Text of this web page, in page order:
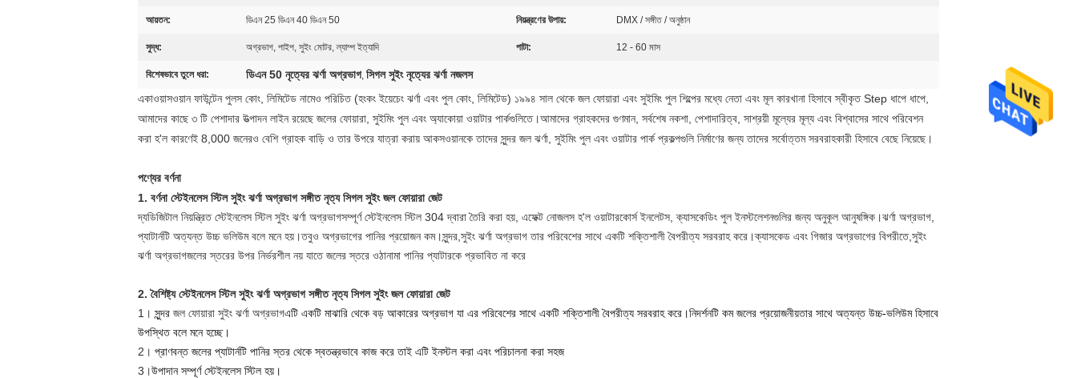
আয়তন: ডিএন 25 ডিএন 40 ডিএন 50 নিয়ন্ত্রণের উপায়: DMX / সঙ্গীত / অনুষ্ঠান
সুদ্ধ: অগ্রভাগ, পাইপ, সুইং মোটর, ল্যাম্প ইত্যাদি পাটা: 12 - 60 মাস
বিশেষভাবে তুলে ধরা: ডিএন 50 নৃত্যের ঝর্ণা অগ্রভাগ, সিগল সুইং নৃত্যের ঝর্ণা নজলস
একাওয়াসওয়ান ফাউন্টেন পুলস কোং, লিমিটেড নামেও পরিচিত (হংকং ইয়েচেং ঝর্ণা এবং পুল কোং, লিমিটেড) ১৯৯৪ সাল থেকে জল ফোয়ারা এবং সুইমিং পুল শিল্পের মধ্যে নেতা এবং মূল কারখানা হিসাবে স্বীকৃত Step ধাপে ধাপে,
আমাদের কাছে ৩ টি পেশাদার উত্পাদন লাইন রয়েছে জলের ফোয়ারা, সুইমিং পুল এবং অ্যাকোয়া ওয়াটার পার্কগুলিতে।আমাদের গ্রাহকদের গুণমান, সর্বশেষ নকশা, পেশাদারিত্ব, সাশ্রয়ী মূল্যের মূল্য এবং বিশ্বাসের সাথে পরিবেশন
করা হ'ল কারণেই 8,000 জনেরও বেশি গ্রাহক বাড়ি ও তার উপরে যাত্রা করায় আকসওয়ানকে তাদের সুন্দর জল ঝর্ণা, সুইমিং পুল এবং ওয়াটার পার্ক প্রকল্পগুলি নির্মাণের জন্য তাদের সর্বোত্তম সরবরাহকারী হিসাবে বেছে নিয়েছে।
পণ্যের বর্ণনা
1. বর্ণনাস্টেইনলেস স্টিল সুইং ঝর্ণা অগ্রভাগ সঙ্গীত নৃত্য সিগল সুইং জল ফোয়ারা জেট
দ্যডিজিটাল নিয়ন্ত্রিত স্টেইনলেস স্টিল সুইং ঝর্ণা অগ্রভাগসম্পূর্ণ স্টেইনলেস স্টিল 304 দ্বারা তৈরি করা হয়, এফেক্ট নোজলস হ'ল ওয়াটারকোর্স ইনলেটস, ক্যাসকেডিং পুল ইনস্টলেশনগুলির জন্য অনুকূল আনুষঙ্গিক।ঝর্ণা অগ্রভাগ,
প্যাটার্নটি অত্যন্ত উচ্চ ভলিউম বলে মনে হয়।তবুও অগ্রভাগের পানির প্রয়োজন কম।সুন্দর, সুইং ঝর্ণা অগ্রভাগ তার পরিবেশের সাথে একটি শক্তিশালী বৈপরীত্য সরবরাহ করে।ক্যাসকেড এবং গিজার অগ্রভাগের বিপরীতে,সুইং
ঝর্ণা অগ্রভাগজলের স্তরের উপর নির্ভরশীল নয় যাতে জলের স্তরে ওঠানামা পানির প্যাটারকে প্রভাবিত না করে
2. বৈশিষ্ট্যস্টেইনলেস স্টিল সুইং ঝর্ণা অগ্রভাগ সঙ্গীত নৃত্য সিগল সুইং জল ফোয়ারা জেট
1। সুন্দর জল ফোয়ারা সুইং ঝর্ণা অগ্রভাগএটি একটি মাঝারি থেকে বড় আকারের অগ্রভাগ যা এর পরিবেশের সাথে একটি শক্তিশালী বৈপরীত্য সরবরাহ করে।নিদর্শনটি কম জলের প্রয়োজনীয়তার সাথে অত্যন্ত উচ্চ-ভলিউম হিসাবে
উপস্থিত বলে মনে হচ্ছে।
2। প্রাণবন্ত জলের প্যাটার্নটি পানির স্তর থেকে স্বতন্ত্রভাবে কাজ করে তাই এটি ইনস্টল করা এবং পরিচালনা করা সহজ
3।উপাদান সম্পূর্ণ স্টেইনলেস স্টিল হয়।